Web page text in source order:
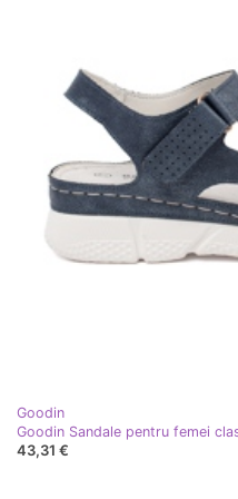
Goodin
Goodin Sandale pentru femei
43,31 €